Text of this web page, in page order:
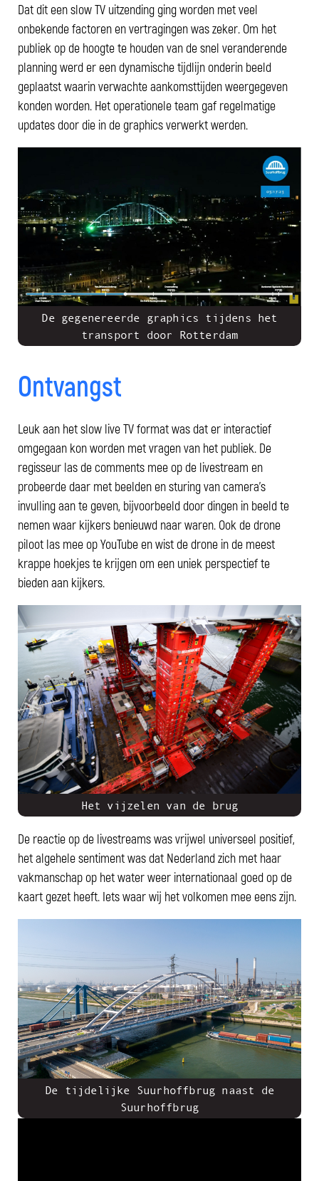
Dat dit een slow TV uitzending ging worden met veel
onbekende factoren en vertragingen was zeker. Om het
publiek op de hoogte te houden van de snel veranderende
planning werd er een dynamische tijdlijn onderin beeld
geplaatst waarin verwachte aankomsttijden weergegeven
konden worden. Het operationele team gaf regelmatige
updates door die in de graphics verwerkt werden.
De gegenereerde graphics tijdens het
transport door Rotterdam
Ontvangst
Leuk aan het slow live TV format was dat er interactief
omgegaan kon worden met vragen van het publiek. De
regisseur las de comments mee op de livestream en
probeerde daar met beelden en sturing van camera's
invulling aan te geven, bijvoorbeeld door dingen in beeld te
nemen waar kijkers benieuwd naar waren. Ook de drone
piloot las mee op YouTube en wist de drone in de meest
krappe hoekjes te krijgen om een uniek perspectief te
bieden aan kijkers.
Het vijzelen van de brug
De reactie op de livestreams was vrijwel universeel positief,
het algehele sentiment was dat Nederland zich met haar
vakmanschap op het water weer internationaal goed op de
kaart gezet heeft. Iets waar wij het volkomen mee eens zijn.
De tijdelijke Suurhoffbrug naast de
Suurhoffbrug